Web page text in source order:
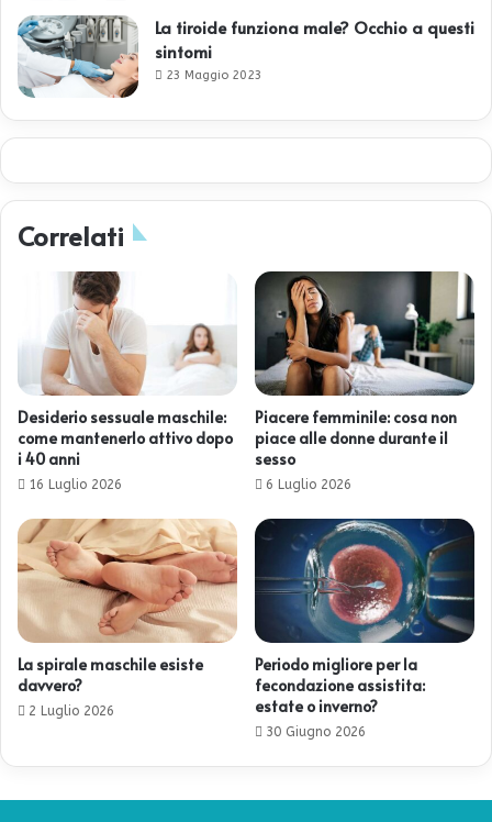
La tiroide funziona male? Occhio a questi
sintomi
23 Maggio 2023
Correlati
Desiderio sessuale maschile:
come mantenerlo attivo dopo
i 40 anni
16 Luglio 2026
Piacere femminile: cosa non
piace alle donne durante il
sesso
6 Luglio 2026
La spirale maschile esiste
davvero?
2 Luglio 2026
Periodo migliore per la
fecondazione assistita:
estate o inverno?
30 Giugno 2026